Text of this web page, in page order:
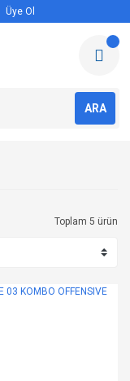
Üye Ol
ARA
Toplam 5 ürün